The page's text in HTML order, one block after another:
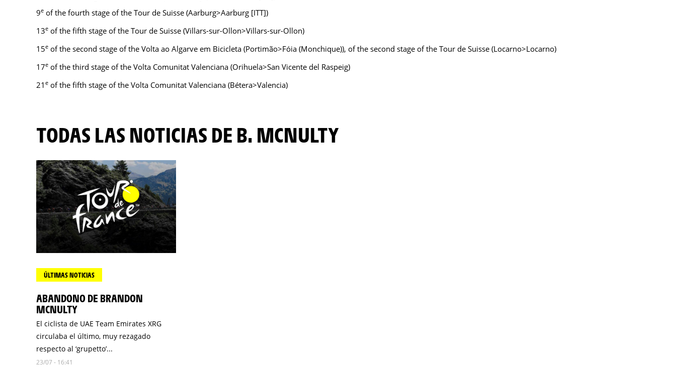
9e of the fourth stage of the Tour de Suisse (Aarburg>Aarburg [ITT])
13e of the fifth stage of the Tour de Suisse (Villars-sur-Ollon>Villars-sur-Ollon)
15e of the second stage of the Volta ao Algarve em Bicicleta (Portimão>Fóia (Monchique)), of the second stage of the Tour de Suisse (Locarno>Locarno)
17e of the third stage of the Volta Comunitat Valenciana (Orihuela>San Vicente del Raspeig)
21 e of the fifth stage of the Volta Comunitat Valenciana (Bétera>Valencia)
TODAS LAS NOTICIAS DE B. MCNULTY
ÚLTIMAS NOTICIAS
ABANDONO DE BRANDON
MCNULTY
El ciclista de UAE Team Emirates XRG
circulaba el último, muy rezagado
respecto al ‘grupetto’...
23/07 - 16:41